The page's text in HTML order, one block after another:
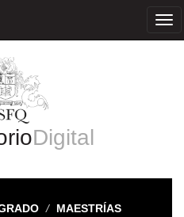
Digital
MAESTRÍAS